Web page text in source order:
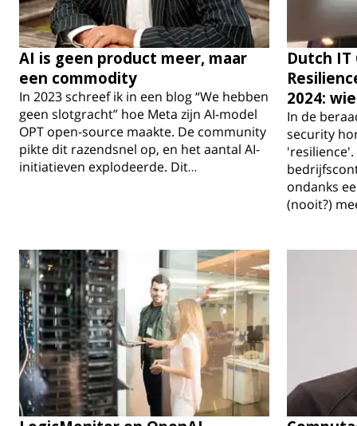
AI is geen product meer, maar
een commodity
In 2023 schreef ik in een blog “We hebben
geen slotgracht” hoe Meta zijn AI-model
OPT open-source maakte. De community
pikte dit razendsnel op, en het aantal AI-
initiatieven explodeerde. Dit…
Dutch IT
2024:
In de
security
ondanks
(nooit?)